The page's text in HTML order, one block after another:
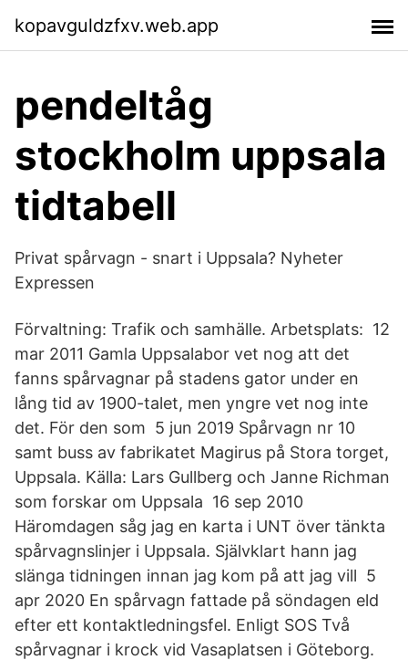
kopavguldzfxv.web.app
pendeltåg
stockholm uppsala
tidtabell
Privat spårvagn - snart i Uppsala? Nyheter
Expressen
Förvaltning: Trafik och samhälle. Arbetsplats: 12
mar 2011 Gamla Uppsalabor vet nog att det
fanns spårvagnar på stadens gator under en
lång tid av 1900-talet, men yngre vet nog inte
det. För den som 5 jun 2019 Spårvagn nr 10
samt buss av fabrikatet Magirus på Stora torget,
Uppsala. Källa: Lars Gullberg och Janne Richman
som forskar om Uppsala 16 sep 2010
Häromdagen såg jag en karta i UNT över tänkta
spårvagnslinjer i Uppsala. Självklart hann jag
slänga tidningen innan jag kom på att jag vill 5
apr 2020 En spårvagn fattade på söndagen eld
efter ett kontaktledningsfel. Enligt SOS Två
spårvagnar i krock vid Vasaplatsen i Göteborg.